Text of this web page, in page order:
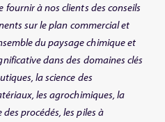
fournir à nos clients des conseils
sur le plan commercial et
du paysage chimique et
dans des domaines clés
la science des
les agrochimiques, la
procédés, les piles à